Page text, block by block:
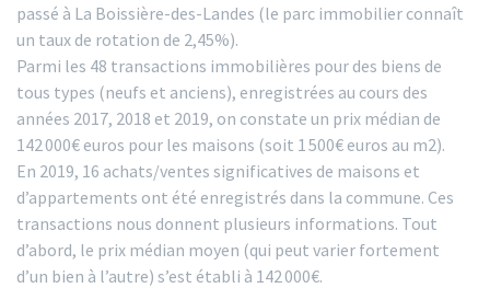
passé à La Boissière-des-Landes (le parc immobilier connaît
un taux de rotation de 2,45%).
Parmi les 48 transactions immobilières pour des biens de
tous types (neufs et anciens), enregistrées au cours des
années 2017, 2018 et 2019, on constate un prix médian de
142 000€ euros pour les maisons (soit 1 500€ euros au m2).
En 2019, 16 achats/ventes significatives de maisons et
d’appartements ont été enregistrés dans la commune. Ces
transactions nous donnent plusieurs informations. Tout
d’abord, le prix médian moyen (qui peut varier fortement
d’un bien à l’autre) s’est établi à 142 000€.